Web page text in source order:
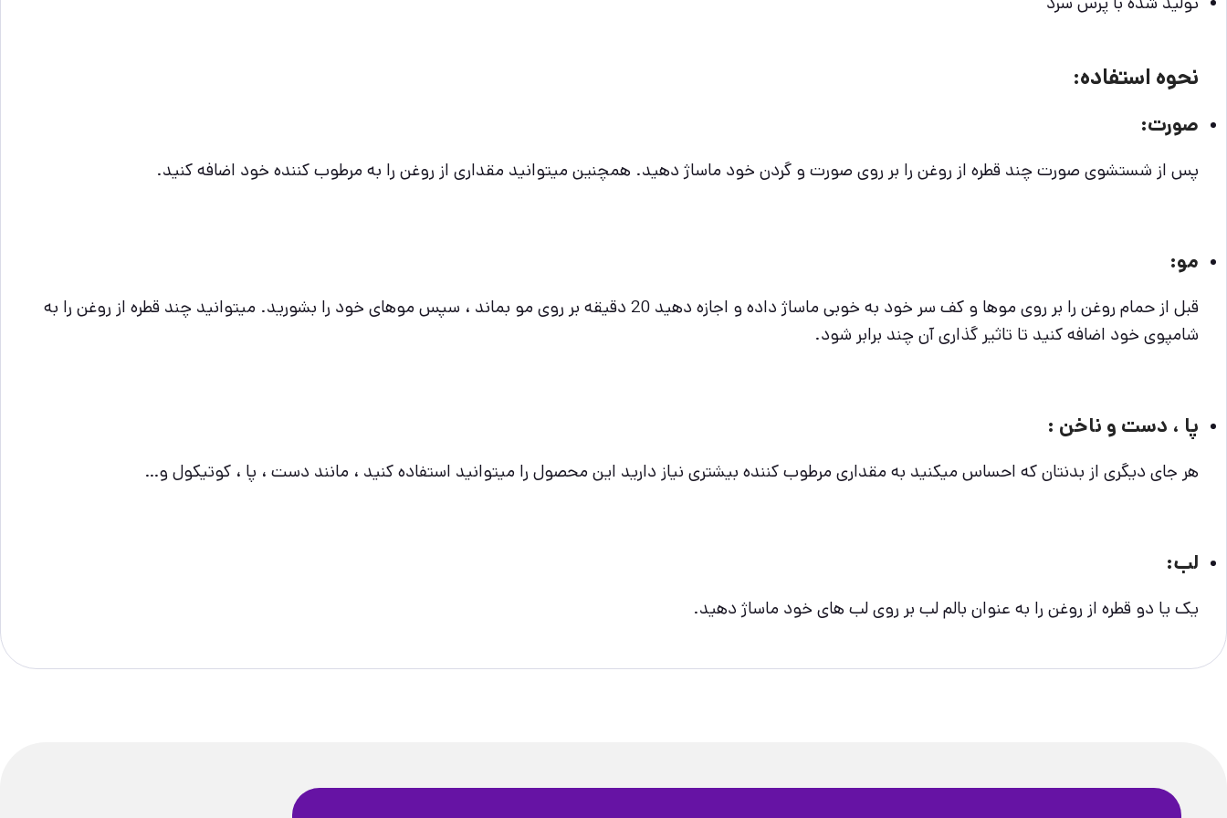
نحوه استفاده:
صورت:
پس از شستشوی صورت چند قطره از روغن را بر روی صورت و گردن خود ماساژ دهید. همچنین میتوانید مقداری از روغن را به مرطوب کننده خود اضافه کنید.
مو:
قبل از حمام روغن را بر روی موها و کف سر خود به خوبی ماساژ داده و اجازه دهید 20 دقیقه بر روی مو بماند ، سپس موهای خود را بشورید. میتوانید چند قطره از روغن را به
شامپوی خود اضافه کنید تا تاثیر گذاری آن چند برابر شود.
پا ، دست و ناخن :
هر جای دیگری از بدنتان که احساس میکنید به مقداری مرطوب کننده بیشتری نیاز دارید این محصول را میتوانید استفاده کنید ، مانند دست ، پا ، کوتیکول و…
لب:
یک یا دو قطره از روغن را به عنوان بالم لب بر روی لب های خود ماساژ دهید.